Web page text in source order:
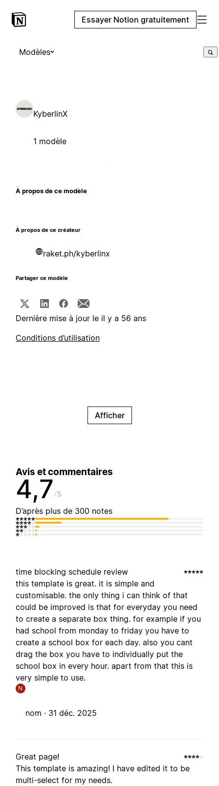
Essayer Notion gratuitement
Modèles
KyberlinX
1 modèle
À propos de ce modèle
À propos de ce créateur
raket.ph/kyberlinx
Partager ce modèle
Dernière mise à jour le il y a 56 ans
Conditions d’utilisation
Afficher
Avis et commentaires
4,7 5
D’après plus de 300 notes
time blocking schedule review
this template is great. it is simple and
customisable. the only thing i can think of that
could be improved is that for everyday you need
to create a separate box thing. for example if you
had school from monday to friday you have to
create a school box for each day. also you cant
drag the box you have to individually put the
school box in every hour. apart from that this is
very simple to use.
N
nom · 31 déc. 2025
Great page!
This template is amazing! I have edited it to be
multi-select for my needs.